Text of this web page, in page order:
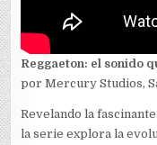
Reggaeton: el sonido
por Mercury Studios,
Revelando la
la serie explora la